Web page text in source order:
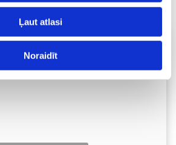
Ļaut atlasi
Noraidīt
Vecāku skola
pēcdzemdību masāža, ķermeņa
pie masāžas speciālistes Olgas